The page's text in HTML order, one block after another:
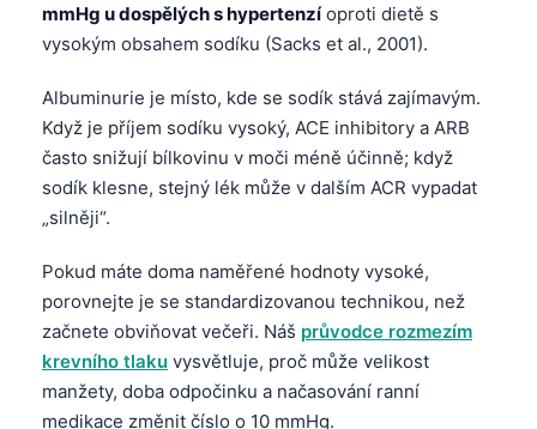
mmHg u dospělých s hypertenzíoproti dietě s
vysokým obsahem sodíku (Sacks et al., 2001).
Albuminurie je místo, kde se sodík stává zajímavým.
Když je příjem sodíku vysoký, ACE inhibitory a ARB
často snižují bílkovinu v moči méně účinně; když
sodík klesne, stejný lék může v dalším ACR vypadat
„silněji“.
Pokud máte doma naměřené hodnoty vysoké,
porovnejte je se standardizovanou technikou, než
začnete obviňovat večeři. Náš průvodce rozmezím
krevního tlaku vysvětluje, proč může velikost
manžety, doba odpočinku a načasování ranní
medikace změnit číslo o 10 mmHg.
Татар теле
Беларуская мова
Esperanto
Frysk
Ślōnskŏ gŏdka
Norsk bokmål